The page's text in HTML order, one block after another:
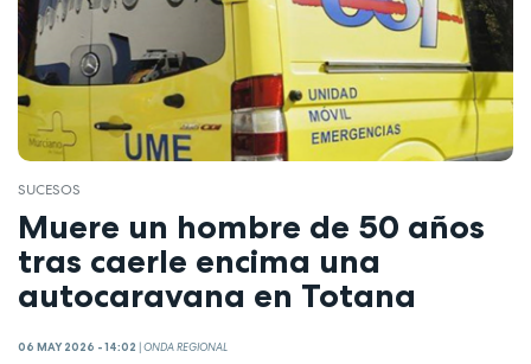
SUCESOS
Muere un hombre de 50 años
tras caerle encima una
autocaravana en Totana
06 MAY 2026 - 14:02 |ONDA REGIONAL